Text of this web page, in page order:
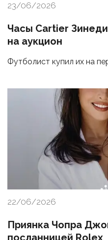
23/06/2026
Часы Cartier
на аукцион
Футболист купил их на
22/06/2026
Приянка Чопра